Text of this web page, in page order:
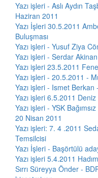
Yazı işleri - Aslı Aydın
Haziran 2011
Yazı İşleri 30.5.2011
Buluşması
Yazı işleri - Yusuf Ziya
Yazı işleri - Serdar
Yazı işleri 23.5.2011
Yazı işleri - 20.5.2011 -
Yazı işleri - Ismet Berkan
Yazı işleri 6.5.2011
Yazı işleri - YSK
20 Nisan 2011
Yazı işleri: 7. 4 .2011
Temsilcisi
Yazı İşleri - Başörtülü
Yazı işleri 5.4.2011
Sırrı Süreyya Önder -